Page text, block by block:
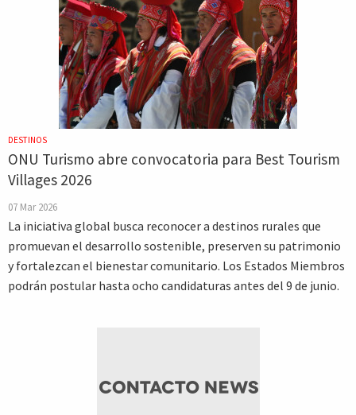
DESTINOS
ONU Turismo abre convocatoria para Best Tourism
Villages 2026
07 Mar 2026
La iniciativa global busca reconocer a destinos rurales que
promuevan el desarrollo sostenible, preserven su patrimonio
y fortalezcan el bienestar comunitario. Los Estados Miembros
podrán postular hasta ocho candidaturas antes del 9 de junio.